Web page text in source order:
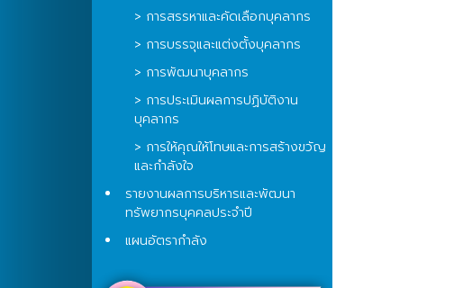
> การสรรหาและคัดเลือกบุคลากร
> การบรรจุและแต่งตั้งบุคลากร
> การพัฒนาบุคลากร
> การประเมินผลการปฏิบัติงาน
บุคลากร
> การให้คุณให้โทษและการสร้างขวัญ
และกำลังใจ
รายงานผลการบริหารและพัฒนา
ทรัพยากรบุคคลประจำปี
แผนอัตรากำลัง